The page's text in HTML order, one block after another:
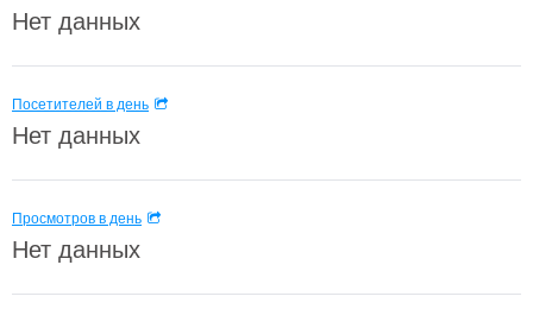
Нет данных
Посетителей в день
Нет данных
Просмотров в день
Нет данных